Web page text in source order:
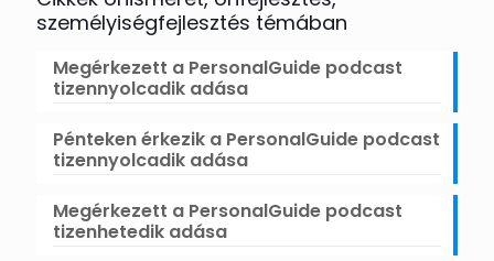
személyiségfejlesztés témában
Megérkezett a PersonalGuide podcast
tizennyolcadik adása
Pénteken érkezik a PersonalGuide podcast
tizennyolcadik adása
Megérkezett a PersonalGuide podcast
tizenhetedik adása